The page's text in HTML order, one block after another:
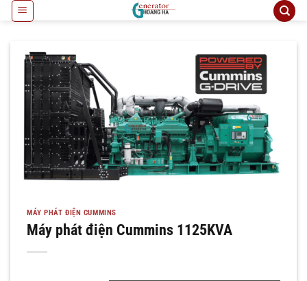
qua
MÁY PHÁT ĐIỆN CUMMINS
Máy phát điện Cummins 1125KVA